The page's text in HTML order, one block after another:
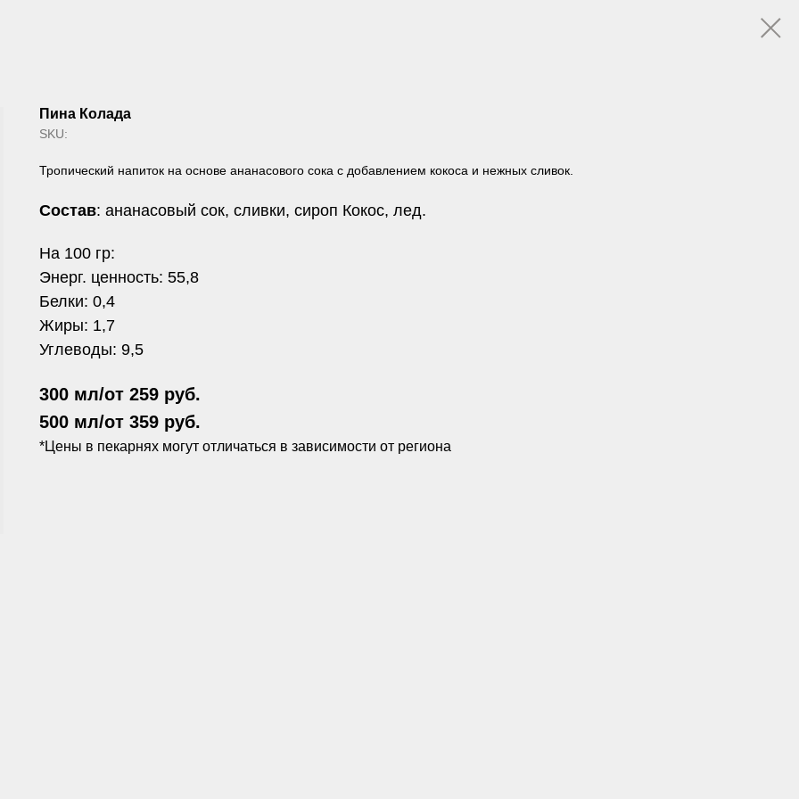
Пина Колада
SKU:
Тропический напиток на основе ананасового сока с добавлением кокоса и нежных сливок.
Состав: ананасовый сок, сливки, сироп Кокос, лед.
На 100 гр:
Энерг. ценность: 55,8
Белки: 0,4
Жиры: 1,7
Углеводы: 9,5
300 мл/от 259 руб.
500 мл/от 359 руб.
*Цены в пекарнях могут отличаться в зависимости от региона